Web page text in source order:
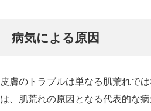
病気による原因
皮膚のトラブルは単なる肌荒れで
は、肌荒れの原因となる代表的な病